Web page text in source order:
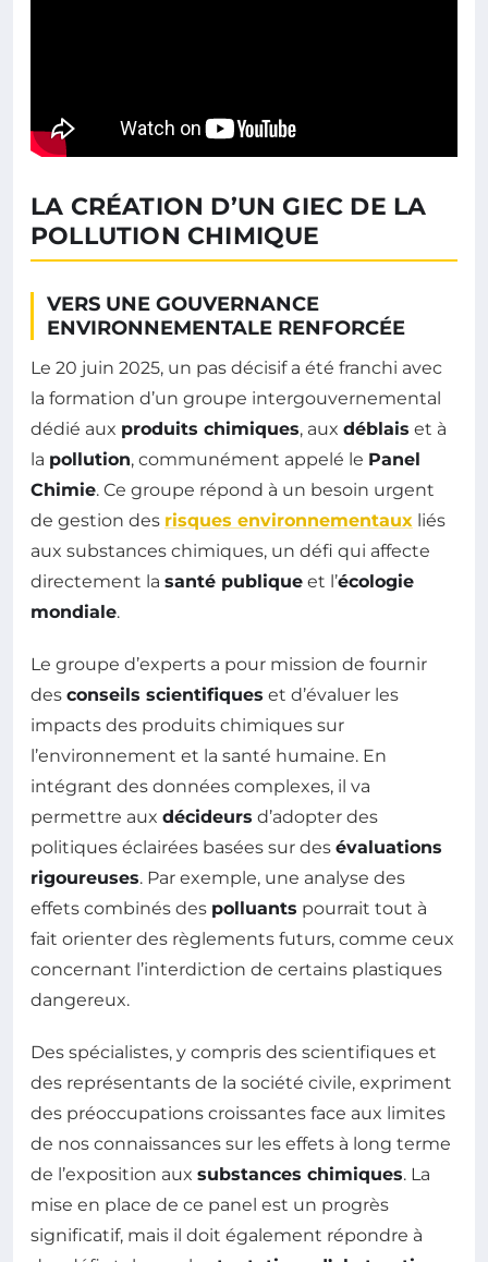
LA CRÉATION D’UN GIEC DE LA
POLLUTION CHIMIQUE
VERS UNE GOUVERNANCE
ENVIRONNEMENTALE RENFORCÉE
Le 20 juin 2025, un pas décisif a été franchi avec
la formation d’un groupe intergouvernemental
dédié aux produits chimiques, aux déblais et à
la pollution, communément appelé le Panel
Chimie. Ce groupe répond à un besoin urgent
de gestion des risques environnementaux liés
aux substances chimiques, un défi qui affecte
directement la santé publique et l’écologie
mondiale.
Le groupe d’experts a pour mission de fournir
des conseils scientifiques et d’évaluer les
impacts des produits chimiques sur
l’environnement et la santé humaine. En
intégrant des données complexes, il va
permettre aux décideurs d’adopter des
politiques éclairées basées sur des évaluations
rigoureuses. Par exemple, une analyse des
effets combinés des polluants pourrait tout à
fait orienter des règlements futurs, comme ceux
concernant l’interdiction de certains plastiques
dangereux.
Des spécialistes, y compris des scientifiques et
des représentants de la société civile, expriment
des préoccupations croissantes face aux limites
de nos connaissances sur les effets à long terme
de l’exposition aux substances chimiques. La
mise en place de ce panel est un progrès
significatif, mais il doit également répondre à